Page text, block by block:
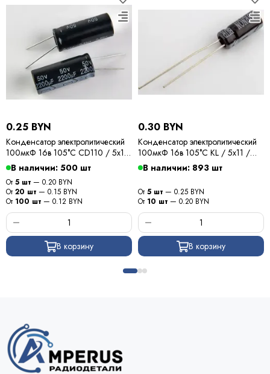
0.25 BYN
Конденсатор электролитический
100мкФ 16в 105°С CD110 / 5x11
/ YG
В наличии: 500 шт
От5 шт — 0.20 BYN
От20 шт — 0.15 BYN
От 100 шт — 0.12 BYN
В корзину
0.30 BYN
Конденсатор электролитический
100мкФ 16в 105°С KL / 5x11 /
Burnon
В наличии: 893 шт
От5 шт — 0.25 BYN
От 10 шт — 0.20 BYN
В корзину